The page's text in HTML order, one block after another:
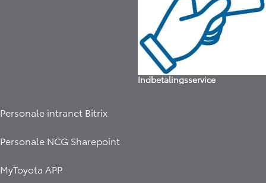
Indbetalingsservice
Personale intranet Bitrix
Personale NCG Sharepoint
MyToyota APP